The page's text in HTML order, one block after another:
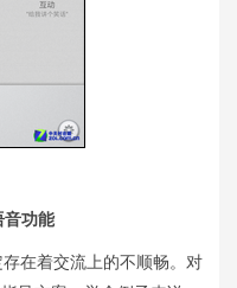
功能
在着交流上的不顺畅。对